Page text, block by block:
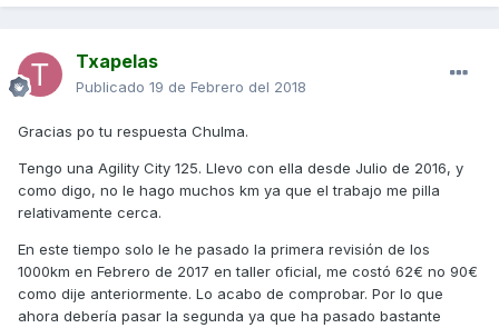
Txapelas
Publicado 19 de Febrero del 2018
Gracias po tu respuesta Chulma.
Tengo una Agility City 125. Llevo con ella desde Julio de 2016, y
como digo, no le hago muchos km ya que el trabajo me pilla
relativamente cerca.
En este tiempo solo le he pasado la primera revisión de los
1000km en Febrero de 2017 en taller oficial, me costó 62€ no 90€
como dije anteriormente. Lo acabo de comprobar. Por lo que
ahora debería pasar la segunda ya que ha pasado bastante